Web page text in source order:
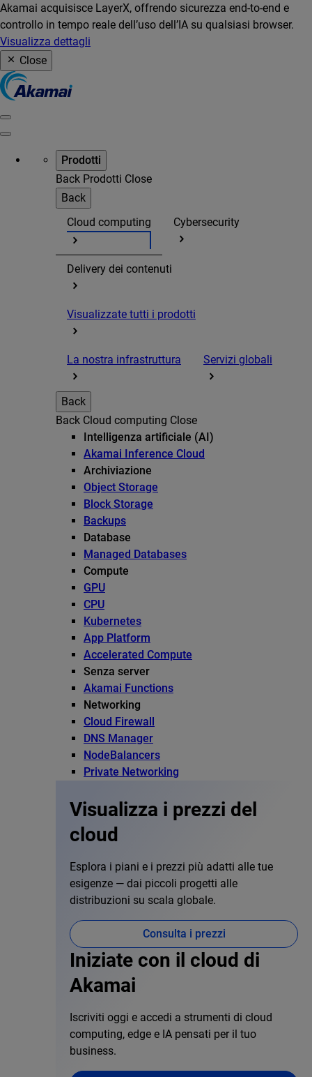
Akamai acquisisce LayerX, offrendo sicurezza end-to-end e
controllo in tempo reale dell’uso dell’IA su qualsiasi browser.
Visualizza dettagli
Close
Prodotti
Back Prodotti Close
Back
Cloud computing
Cybersecurity
Delivery dei contenuti
Visualizzate tutti i prodotti
La nostra infrastruttura Servizi globali
Back
Back Cloud computing Close
Intelligenza artificiale (AI)
Akamai Inference Cloud
Archiviazione
Object Storage
Block Storage
Backups
Database
Managed Databases
Compute
GPU
CPU
Kubernetes
App Platform
Accelerated Compute
Senza server
Akamai Functions
Networking
Cloud Firewall
DNS Manager
NodeBalancers
Private Networking
Visualizza i prezzi del
cloud
Esplora i piani e i prezzi più adatti alle tue
esigenze — dai piccoli progetti alle
distribuzioni su scala globale.
Consulta i prezzi
Iniziate con il cloud di
Akamai
Iscriviti oggi e accedi a strumenti di cloud
computing, edge e IA pensati per il tuo
business.